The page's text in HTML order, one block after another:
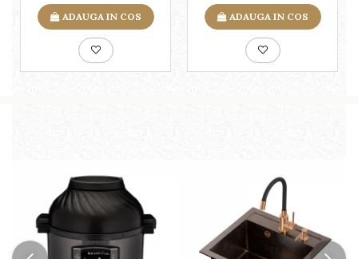
ADAUGA IN COS ADAUGA IN COS